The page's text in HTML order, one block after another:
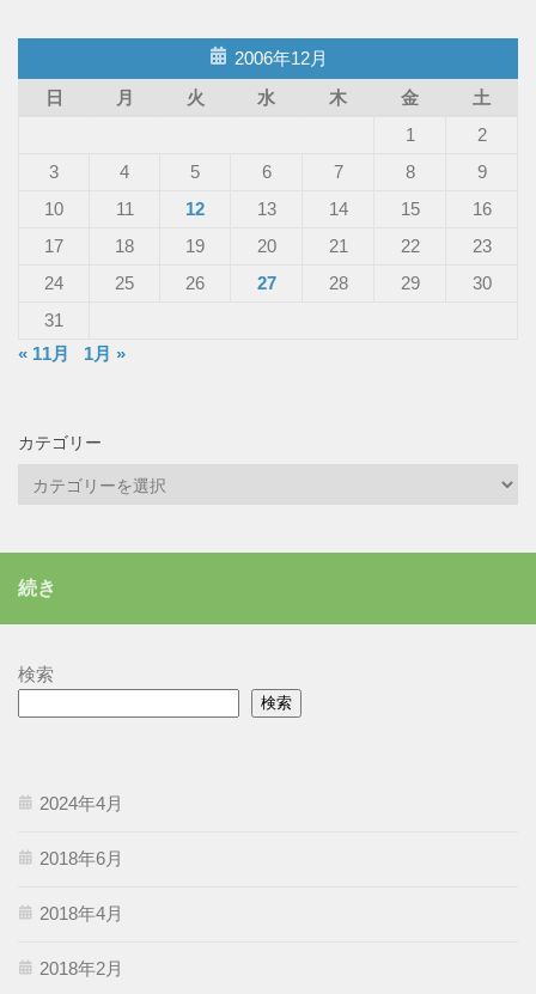
2006年12月
日
月 火 水 木 金
土
1
2
3
4 5 6 7 8
9
10
11 12 13 14 15
16
17
18 19 20 21 22
23
24
25 26 27 28 29
30
31
« 11月
1月 »
カテゴリー
ー
続き
検索
検索
2024年4月
2018年6月
2018年4月
2018年2月